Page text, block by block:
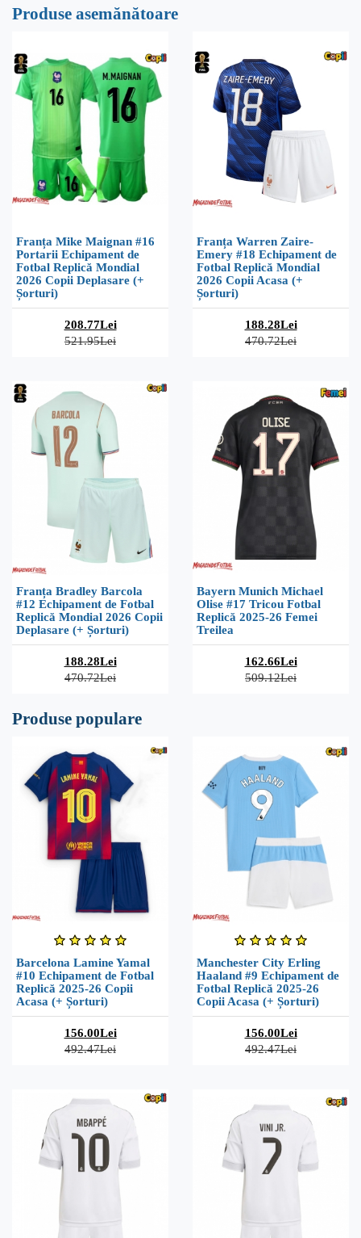
Produse asemănătoare
Franța Mike Maignan #16
Portarii Echipament de
Fotbal Replică Mondial
2026 Copii Deplasare (+
Șorturi)
208.77Lei
521.95Lei
Franța Warren Zaire-
Emery #18 Echipament de
Fotbal Replică Mondial
2026 Copii Acasa (+
Șorturi)
188.28Lei
470.72Lei
Franța Bradley Barcola
#12 Echipament de Fotbal
Replică Mondial 2026 Copii
Deplasare (+ Șorturi)
188.28Lei
470.72Lei
Bayern Munich Michael
Olise #17 Tricou Fotbal
Replică 2025-26 Femei
Treilea
162.66Lei
509.12Lei
Produse populare
Barcelona Lamine Yamal
#10 Echipament de Fotbal
Replică 2025-26 Copii
Acasa (+ Șorturi)
156.00Lei
492.47Lei
Manchester City Erling
Haaland #9 Echipament de
Fotbal Replică 2025-26
Copii Acasa (+ Șorturi)
156.00Lei
492.47Lei